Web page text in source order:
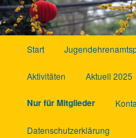
Start
Aktivitäten Aktuell 2025
Nur für Mitglieder
Datenschutzerklärung